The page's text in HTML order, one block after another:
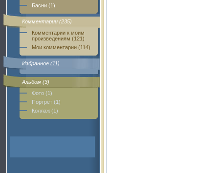
Басни (1)
Комментарии (235)
Комментарии к моим
произведениям (121)
Мои комментарии (114)
Избранное (11)
Альбом (3)
Фото (1)
Портрет (1)
Коллаж (1)